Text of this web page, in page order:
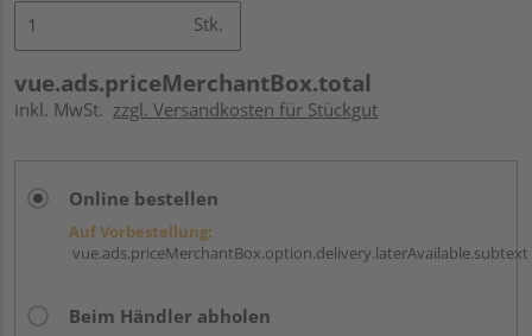
Stk.
vue.ads.priceMerchantBox.total
inkl. MwSt. zzgl. Versandkosten für Stückgut
Online bestellen
Auf Vorbestellung:
vue.ads.priceMerchantBox.option.delivery.laterAvailable.subtext
Beim Händler abholen